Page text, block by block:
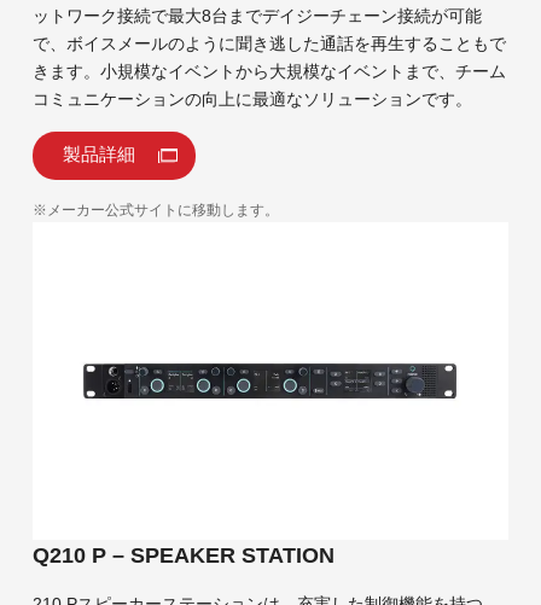
ットワーク接続で最大8台までデイジーチェーン接続が可能
で、ボイスメールのように聞き逃した通話を再生することもで
きます。小規模なイベントから大規模なイベントまで、チーム
コミュニケーションの向上に最適なソリューションです。
製品詳細
※メーカー公式サイトに移動します。
Q210 P – SPEAKER STATION